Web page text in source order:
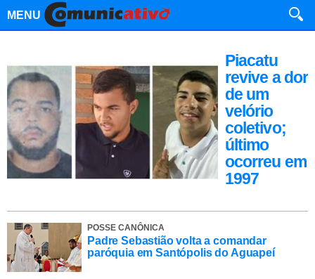
MENU
Piacatu
revive a dor
de um
velório
coletivo;
último
ocorreu em
1997
POSSE CANÔNICA
Padre Sebastião volta a comandar
paróquia em Santópolis do Aguapeí